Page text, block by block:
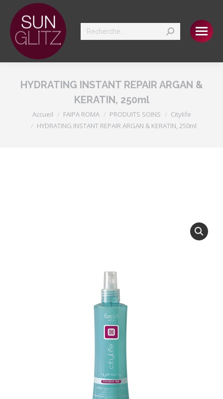
Search:
HYDRATING INSTANT REPAIR ARGAN &
KERATIN, 250ml
Vous êtes ici :
Accueil FAIPA ROMA PRODUITS SOINS
Citylife
HYDRATING INSTANT REPAIR ARGAN & KERATIN, 250ml